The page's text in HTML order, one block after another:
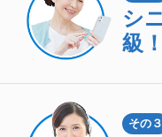
シ
級！
その３